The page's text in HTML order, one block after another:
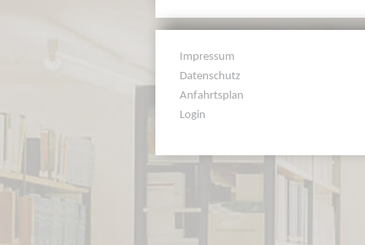
Impressum
Datenschutz
Anfahrtsplan
Login